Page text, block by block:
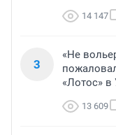
14 147
3
«Не
«Лотос» в
13 609